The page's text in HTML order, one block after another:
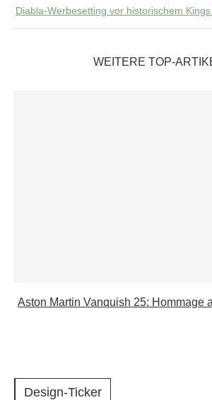
Diabla-Werbesetting vor historischem
WEITERE TOP-
Aston Martin Vanquish 25: Hommage
Design-Ticker